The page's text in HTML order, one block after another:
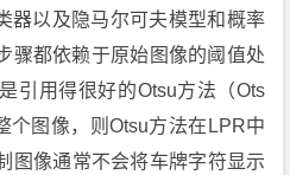
器以及隐马尔可夫模型和概率
骤都依赖于原始图像的阈值处
引用得很好的Otsu方法（Ots
个图像，则Otsu方法在LPR中
图像通常不会将车牌字符显示